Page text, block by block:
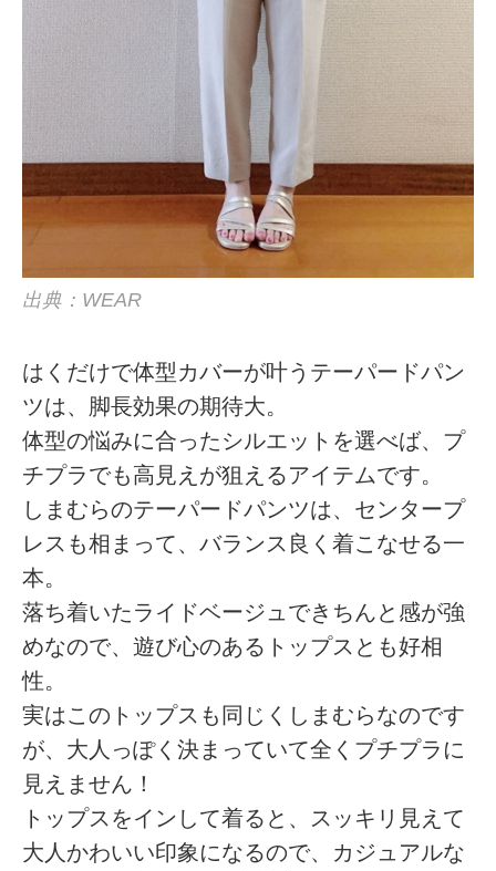
出典：WEAR
はくだけで体型カバーが叶うテーパードパン
ツは、脚長効果の期待大。
体型の悩みに合ったシルエットを選べば、プ
チプラでも高見えが狙えるアイテムです。
しまむらのテーパードパンツは、センタープ
レスも相まって、バランス良く着こなせる一
本。
落ち着いたライドベージュできちんと感が強
めなので、遊び心のあるトップスとも好相
性。
実はこのトップスも同じくしまむらなのです
が、大人っぽく決まっていて全くプチプラに
見えません！
トップスをインして着ると、スッキリ見えて
大人かわいい印象になるので、カジュアルな